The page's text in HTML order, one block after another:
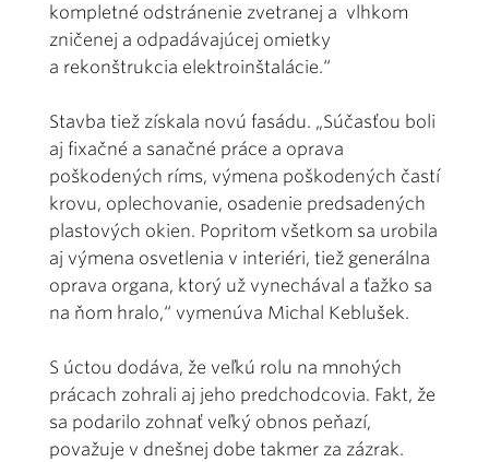
kompletné odstránenie zvetranej a vlhkom
zničenej a odpadávajúcej omietky
a rekonštrukcia elektroinštalácie.“
Stavba tiež získala novú fasádu. „Súčasťou boli
aj fixačné a sanačné práce a oprava
poškodených ríms, výmena poškodených častí
krovu, oplechovanie, osadenie predsadených
plastových okien. Popritom všetkom sa urobila
aj výmena osvetlenia v interiéri, tiež generálna
oprava organa, ktorý už vynechával a ťažko sa
na ňom hralo,“ vymenúva Michal Keblušek.
S úctou dodáva, že veľkú rolu na mnohých
prácach zohrali aj jeho predchodcovia. Fakt, že
sa podarilo zohnať veľký obnos peňazí,
považuje v dnešnej dobe takmer za zázrak.